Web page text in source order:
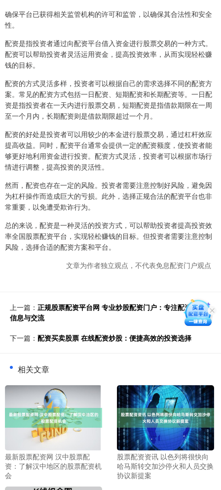
确保平台已获得相关监管机构的许可和监管，以确保其合法性和安全
性。
配资是指投资者通过向配资平台借入资金进行股票交易的一种方式。
配资可以帮助投资者灵活运用资金，提高投资效率，从而实现轻松赚
钱的目标。
配资的方式灵活多样，投资者可以根据自己的需求选择不同的配资方
案。常见的配资方式包括一日配资、短期配资和长期配资等。一日配
资是指投资者在一天内进行股票交易，短期配资是指借款期限在一周
至一个月内，长期配资则是借款期限超过一个月。
配资的好处是投资者可以用较少的本金进行股票交易，通过杠杆效应
提高收益。同时，配资平台通常会提供一定的配资额度，使投资者能
够更好地利用资金进行投资。配资方式灵活，投资者可以根据市场行
情进行调整，提高投资的灵活性。
然而，配资也存在一定的风险。投资者需要注意控制好风险，避免因
为杠杆操作而造成巨大的亏损。此外，选择正规合法的配资平台也非
常重要，以免遭受欺诈行为。
总的来说，配资是一种灵活的投资方式，可以帮助投资者提高投资效
率全国股票配资平台，实现轻松赚钱的目标。但投资者需要注意控制
风险，选择合适的配资方案和平台。
文章为作者独立观点，不代表免息配资门户观点
上一篇： 正规股票配资平台网 专业炒股配资门户：专注配资行业
信息与交流
下一篇： 配资买卖股票 在线配资炒股：便捷高效的投资选择
相关文章
最新股票配资网 汉中股票配
资：了解汉中地区的股票配资机
会
股票配资资讯 以色列将很快向
哈马斯转交加沙停火和人员交换
协议新提案